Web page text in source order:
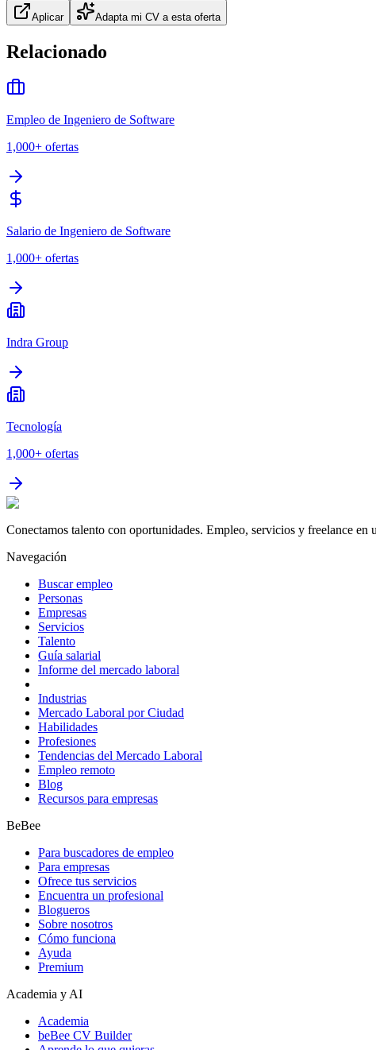
Aplicar Adapta mi CV a esta oferta
Relacionado
Empleo de Ingeniero de Software
1,000+ ofertas
Salario de Ingeniero de Software
1,000+ ofertas
Indra Group
Tecnología
1,000+ ofertas
Conectamos talento con oportunidades. Empleo, servicios y freelance en
Navegación
Buscar empleo
Personas
Empresas
Servicios
Talento
Guía salarial
Informe del mercado laboral
Industrias
Mercado Laboral por Ciudad
Habilidades
Profesiones
Tendencias del Mercado Laboral
Empleo remoto
Blog
Recursos para empresas
BeBee
Para buscadores de empleo
Para empresas
Ofrece tus servicios
Encuentra un profesional
Blogueros
Sobre nosotros
Cómo funciona
Ayuda
Premium
Academia y AI
Academia
beBee CV Builder